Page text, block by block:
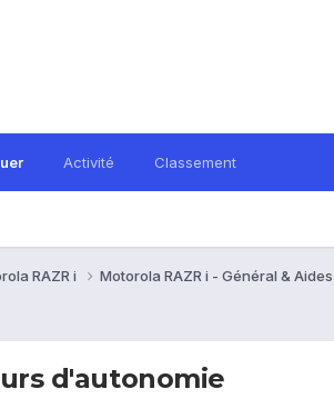
Activité Classement
RAZR i
Motorola RAZR i - Général &
d'autonomie